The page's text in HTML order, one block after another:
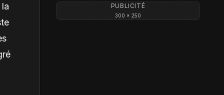
PUBLICITÉ
300 × 250